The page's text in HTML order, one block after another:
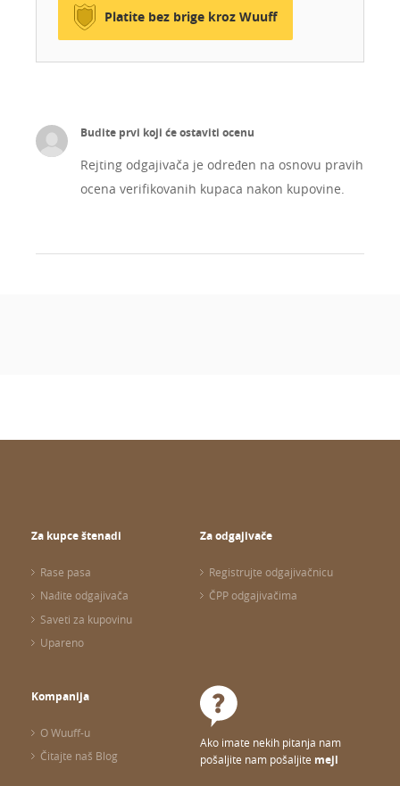
Platite bez brige kroz Wuuff
Budite prvi koji će ostaviti ocenu
Rejting odgajivača je određen na osnovu pravih
ocena verifikovanih kupaca nakon kupovine.
Za kupce štenadi
Rase pasa
Nađite odgajivača
Saveti za kupovinu
Upareno
Za odgajivače
Registrujte odgajivačnicu
ČPP odgajivačima
Kompanija
O Wuuff-u
Čitajte naš Blog
Ako imate nekih pitanja nam
pošaljite nam pošaljite mejl